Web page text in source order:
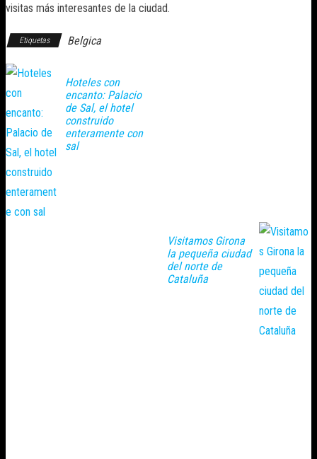
visitas más interesantes de la ciudad.
Etiquetas Belgica
Hoteles con
encanto: Palacio
de Sal, el hotel
construido
enteramente con
sal
Visitamos Girona
la pequeña ciudad
del norte de
Cataluña